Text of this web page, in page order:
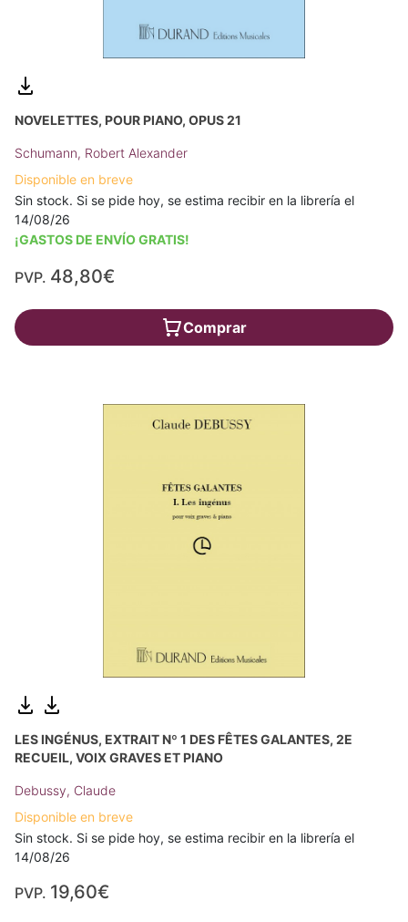
NOVELETTES, POUR PIANO, OPUS 21
Schumann, Robert Alexander
Disponible en breve
Sin stock. Si se pide hoy, se estima recibir en la librería el
14/08/26
¡GASTOS DE ENVÍO GRATIS!
PVP. 48,80€
Comprar
LES INGÉNUS, EXTRAIT Nº 1 DES FÊTES GALANTES, 2E
RECUEIL, VOIX GRAVES ET PIANO
Debussy, Claude
Disponible en breve
Sin stock. Si se pide hoy, se estima recibir en la librería el
14/08/26
PVP. 19,60€